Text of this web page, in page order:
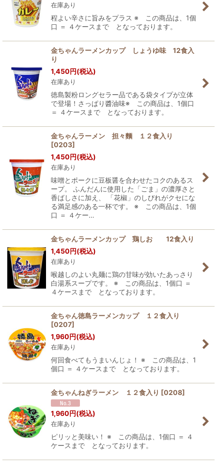
在庫あり
程よい辛さに旨みをプラス ※ この商品は、1個
口 ＝ ４ケースまで となっております。
金ちゃんラーメンカップ しょうゆ味 12食入
り
1,450円(税込)
在庫あり
徳島製粉ロングセラー品である袋タイプが立体
で登場！さっぱり醬油味※ この商品は、1個口
＝ ４ケースまで となっております。
金ちゃんラーメン 担々麵 １２食入り
[0203]
1,450円(税込)
在庫あり
味噌とポークに豆板醤を合わせたコクのあるス
ープ。 ふんだんに使用した「ごま」の濃厚さと
香ばしさに加え、 「花椒」のしびれがクセにな
る満足感のある一杯です。 ※ この商品は、1個
口 ＝ ４ケー…
金ちゃんラーメンカップ 鶏しお 12食入り
1,450円(税込)
在庫あり
喉越しのよい丸麺に鶏の甘味が効いたあっさり
白湯系スープです。 ※ この商品は、1個口 ＝
４ケースまで となっております。
金ちゃん徳島ラーメンカップ １２食入り
[0207]
1,960円(税込)
在庫あり
何回食べてもうまいんじょ！ ※ この商品は、1
個口 ＝ ４ケースまで となっております。
金ちゃんねぎラーメン １２食入り [0208]
1,960円(税込)
在庫あり
ピリッと美味い！ ※ この商品は、1個口 ＝ ４
ケースまで となっております。